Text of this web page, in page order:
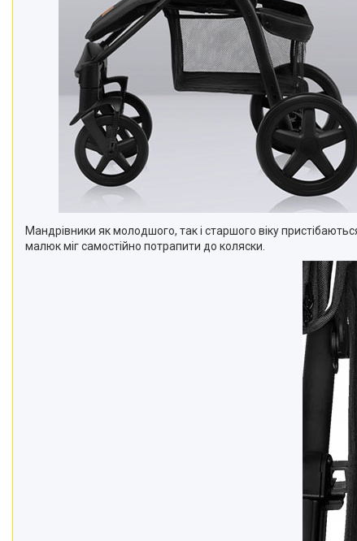
Мандрівники як молодшого, так і старшого віку
малюк міг самостійно потрапити до коляски.